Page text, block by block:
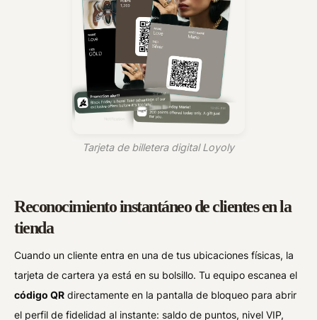
Tarjeta de billetera digital Loyoly
Reconocimiento instantáneo de clientes en la
tienda
Cuando un cliente entra en una de tus ubicaciones físicas, la
tarjeta de cartera ya está en su bolsillo. Tu equipo escanea el
código QR directamente en la pantalla de bloqueo para abrir
el perfil de fidelidad al instante: saldo de puntos, nivel VIP,